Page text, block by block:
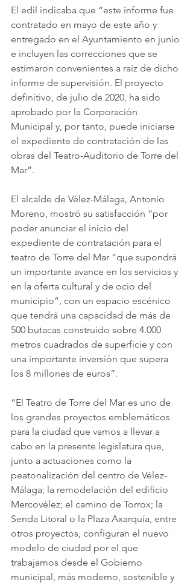
El edil indicaba que “este informe fue
contratado en mayo de este año y
entregado en el Ayuntamiento en junio
e incluyen las correcciones que se
estimaron convenientes a raíz de dicho
informe de supervisión. El proyecto
definitivo, de julio de 2020, ha sido
aprobado por la Corporación
Municipal y, por tanto, puede iniciarse
el expediente de contratación de las
obras del Teatro-Auditorio de Torre del
Mar”.
El alcalde de Vélez-Málaga, Antonio
Moreno, mostró su satisfacción “por
poder anunciar el inicio del
expediente de contratación para el
teatro de Torre del Mar “que supondrá
un importante avance en los servicios y
en la oferta cultural y de ocio del
municipio”, con un espacio escénico
que tendrá una capacidad de más de
500 butacas construido sobre 4.000
metros cuadrados de superficie y con
una importante inversión que supera
los 8 millones de euros”.
“El Teatro de Torre del Mar es uno de
los grandes proyectos emblemáticos
para la ciudad que vamos a llevar a
cabo en la presente legislatura que,
junto a actuaciones como la
peatonalización del centro de Vélez-
Málaga; la remodelación del edificio
Mercovélez; el camino de Torrox; la
Senda Litoral o la Plaza Axarquía, entre
otros proyectos, configuran el nuevo
modelo de ciudad por el que
trabajamos desde el Gobierno
municipal, más moderno, sostenible y